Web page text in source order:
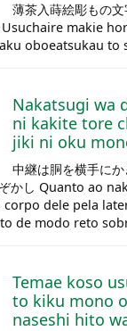
薄茶入蒔絵彫もの
Usuchaire makie
oboeatsukau to
Nakatsugi wa
ni kakite tore
jiki ni oku
中継は胴を横手に
かし Quanto ao
dele pela
de modo reto
Temae koso
to kiku mono
naseshi hito